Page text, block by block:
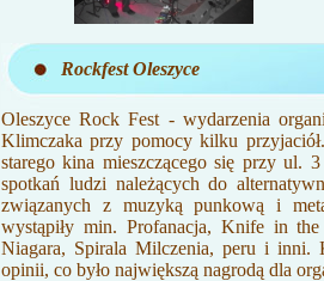
Rockfest Oleszyce
Oleszyce Rock Fest - wydarzenia
Klimczaka przy pomocy kilku
starego kina mieszczącego się przy ul.
spotkań ludzi należących do
związanych z muzyką punkową i
wystąpiły min. Profanacja, Knife in
Niagara, Spirala Milczenia, peru i inni.
opinii, co było największą nagrodą dla